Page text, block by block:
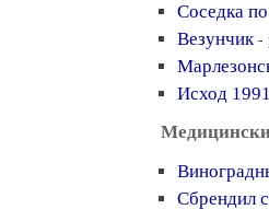
Соседка
Везунчик -
Исход 1991
Сбрендил